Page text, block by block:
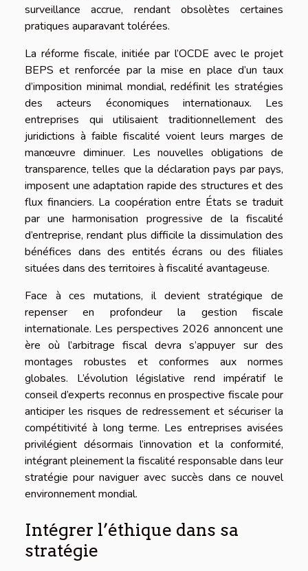
surveillance accrue, rendant obsolètes certaines
pratiques auparavant tolérées.
La réforme fiscale, initiée par l’OCDE avec le projet
BEPS et renforcée par la mise en place d’un taux
d’imposition minimal mondial, redéfinit les stratégies
des acteurs économiques internationaux. Les
entreprises qui utilisaient traditionnellement des
juridictions à faible fiscalité voient leurs marges de
manœuvre diminuer. Les nouvelles obligations de
transparence, telles que la déclaration pays par pays,
imposent une adaptation rapide des structures et des
flux financiers. La coopération entre États se traduit
par une harmonisation progressive de la fiscalité
d’entreprise, rendant plus difficile la dissimulation des
bénéfices dans des entités écrans ou des filiales
situées dans des territoires à fiscalité avantageuse.
Face à ces mutations, il devient stratégique de
repenser en profondeur la gestion fiscale
internationale. Les perspectives 2026 annoncent une
ère où l’arbitrage fiscal devra s’appuyer sur des
montages robustes et conformes aux normes
globales. L’évolution législative rend impératif le
conseil d’experts reconnus en prospective fiscale pour
anticiper les risques de redressement et sécuriser la
compétitivité à long terme. Les entreprises avisées
privilégient désormais l’innovation et la conformité,
intégrant pleinement la fiscalité responsable dans leur
stratégie pour naviguer avec succès dans ce nouvel
environnement mondial.
Intégrer l’éthique dans sa
stratégie